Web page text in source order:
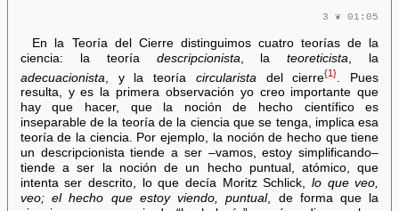
3 ❦ 01:05
En la Teoría del Cierre distinguimos cuatro teorías de la
ciencia: la teoría descripcionista , lateoreticista , la
adecuacionista , y la teoría circularista del cierre{1}
. Pues
resulta, y es la primera observación yo creo importante que
hay que hacer, que la noción de hecho científico es
inseparable de la teoría de la ciencia que se tenga, implica esa
teoría de la ciencia. Por ejemplo, la noción de hecho que tiene
un descripcionista tiende a ser –vamos, estoy simplificando–
tiende a ser la noción de un hecho puntual, atómico, que
intenta ser descrito, lo que decía Moritz Schlick, lo que veo,
veo; el hecho que estoy viendo, puntual, de forma que la